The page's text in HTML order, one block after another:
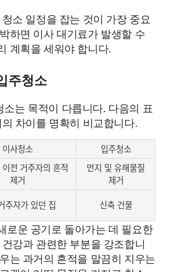
소 일정을 잡는 것이 가장 중요
하면 이사 대기료가 발생할 수
계획을 세워야 합니다.
주청소
는 목적이 다릅니다. 다음의 표
차이를 명확히 비교합니다.
이사청소 입주청소
전 거주자의 흔적
제거
먼지 및 유해물질
제거
주자가 있던 집 신축 건물
로운 공기로 돌아가는 데 필요한
강과 관련한 부분을 강조합니
는 과거의 흔적을 말끔히 지우는